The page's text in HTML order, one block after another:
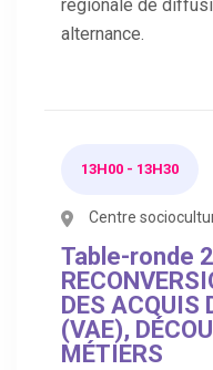
régionale de
alternance.
13H00 - 13H30
Centre
Table-ronde
DES ACQUIS
(VAE),
MÉTIERS